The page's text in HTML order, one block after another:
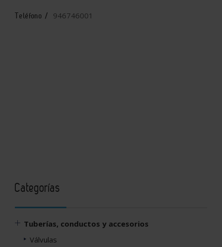
Teléfono / 946746001
Categorías
Tuberías, conductos y accesorios
Válvulas